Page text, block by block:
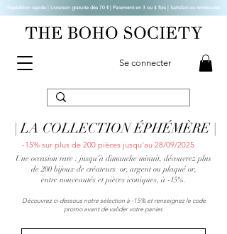
Se connecter
Expédition rapide | Livraison gratuite dès 70 € | Paiement en 3 ou 4 fois | Satisfait ou remboursé
| LA COLLECTION ÉPHÉMÈRE |
-15% sur plus de 200 pièces jusqu'au 28/09/2025
Une occasion rare : jusqu’à dimanche minuit, découvrez plus
de 200 bijoux de créateurs or, argent ou plaqué or,
entre nouveautés et pièces iconiques, à -15%.
Découvrez ci-dessous notre sélection à -15% et renseignez le code
promo avant de valider votre panier.